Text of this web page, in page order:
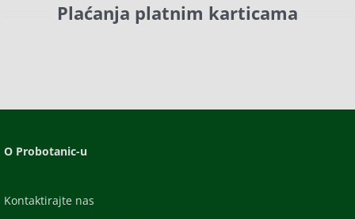
Plaćanja platnim karticama
O Probotanic-u
Kontaktirajte nas